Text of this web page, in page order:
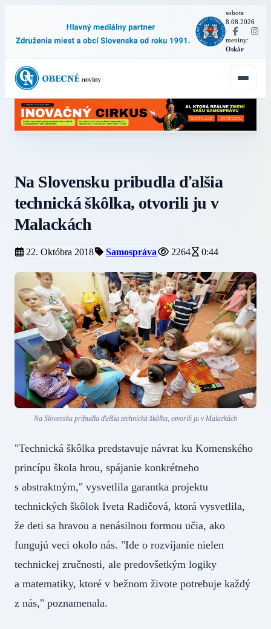
sobota
8.08.2026
·
meniny:
Oskár
Na Slovensku pribudla ďalšia
technická škôlka, otvorili ju v
Malackách
22. Októbra 2018 Samospráva 2264 0:44
Na Slovensku pribudla ďalšia technická škôlka, otvorili ju v Malackách
"Technická škôlka predstavuje návrat ku Komenského
princípu škola hrou, spájanie konkrétneho
s abstraktným," vysvetlila garantka projektu
technických škôlok Iveta Radičová, ktorá vysvetlila,
že deti sa hravou a nenásilnou formou učia, ako
fungujú veci okolo nás. "Ide o rozvíjanie nielen
technickej zručnosti, ale predovšetkým logiky
a matematiky, ktoré v bežnom živote potrebuje každý
z nás," poznamenala.